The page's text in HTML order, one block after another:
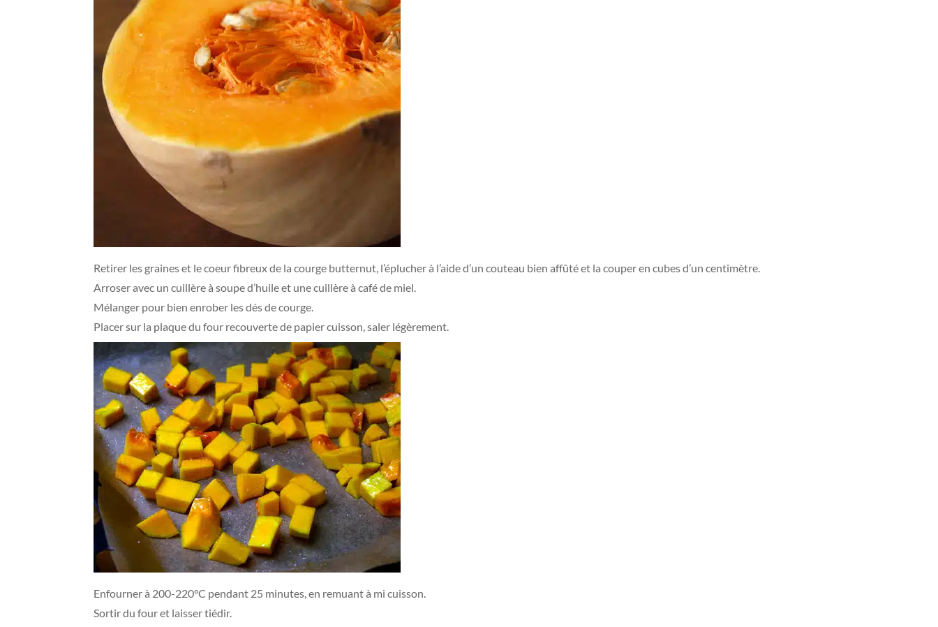
Retirer les graines et le coeur fibreux de la courge butternut, l’éplucher à l’aide d’un couteau bien affûté et la couper en cubes d’un centimètre.
Arroser avec un cuillère à soupe d’huile et une cuillère à café de miel.
Mélanger pour bien enrober les dés de courge.
Placer sur la plaque du four recouverte de papier cuisson, saler légèrement.
Enfourner à 200-220°C pendant 25 minutes, en remuant à mi cuisson.
Sortir du four et laisser tiédir.